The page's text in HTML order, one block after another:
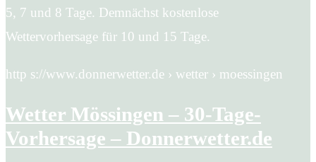
5, 7 und 8 Tage. Demnächst kostenlose
Wettervorhersage für 10 und 15 Tage.
http s://www.donnerwetter.de › wetter › moessingen
Wetter Mössingen – 30-Tage-
Vorhersage – Donnerwetter.de